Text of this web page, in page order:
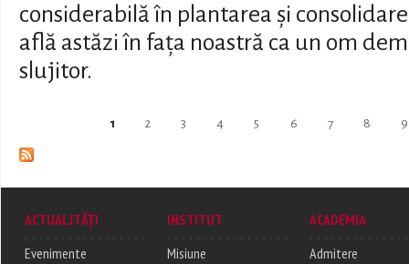
considerabilă în plantarea și
află astăzi în fața noastră ca un om
slujitor.
1 2 3 4 5 6 7 8 9
ACTUALITĂȚI
Evenimente
INSTITUT
Misiune
ACADEMIA
Admitere